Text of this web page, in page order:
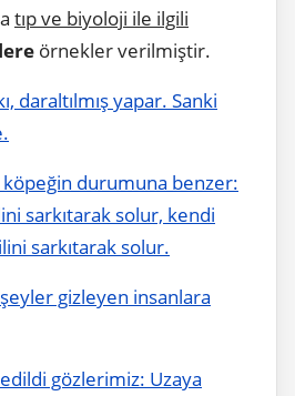
tıp ve biyoloji ile ilgili
örnekler verilmiştir.
daraltılmış yapar. Sanki
durumuna benzer:
sarkıtarak solur, kendi
sarkıtarak solur.
gizleyen insanlara
gözlerimiz: Uzaya